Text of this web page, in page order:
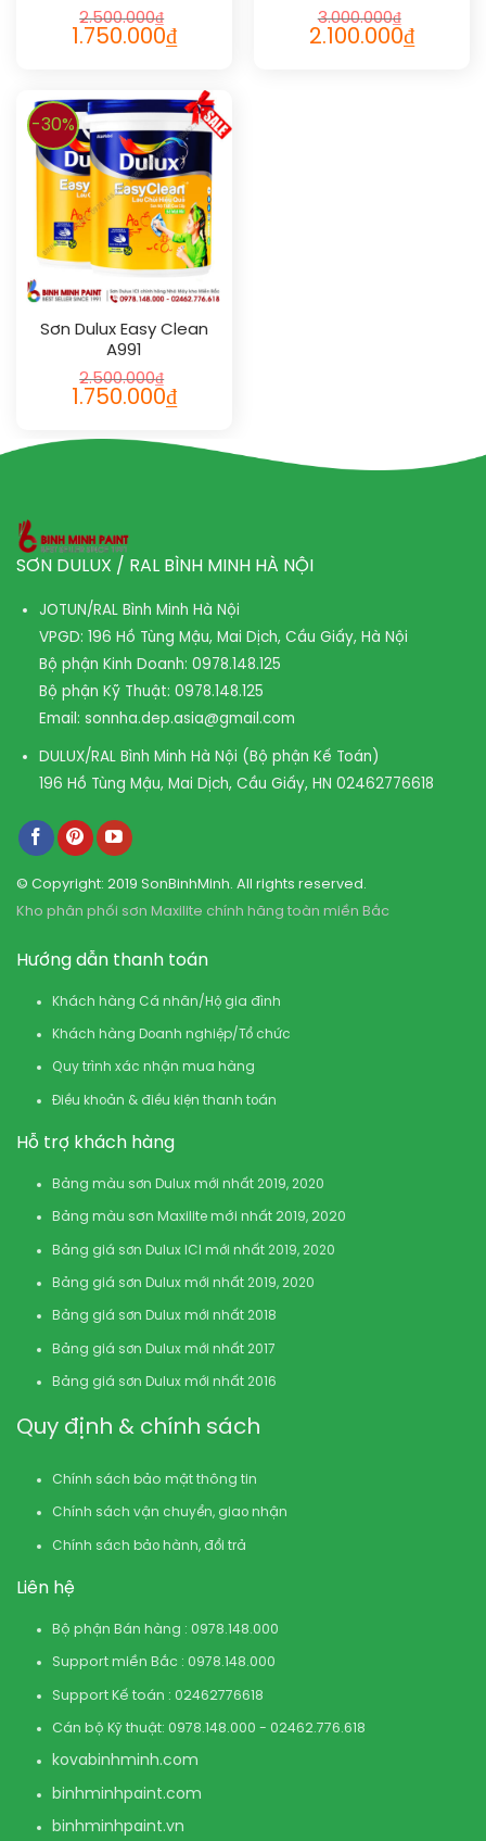
2.500.000₫
1.750.000₫
3.000.000₫
2.100.000₫
-30%
Sơn Dulux Easy Clean
A991
2.500.000₫
1.750.000₫
SƠN DULUX / RAL BÌNH MINH HÀ NỘI
JOTUN/RAL Bình Minh Hà Nội
VPGD: 196 Hồ Tùng Mậu, Mai Dịch, Cầu Giấy, Hà Nội
Bộ phận Kinh Doanh: 0978.148.125
Bộ phận Kỹ Thuật: 0978.148.125
Email: sonnha.dep.asia@gmail.com
DULUX/RAL Bình Minh Hà Nội (Bộ phận Kế Toán)
196 Hồ Tùng Mậu, Mai Dịch, Cầu Giấy, HN 02462776618
© Copyright: 2019 SonBinhMinh. All rights reserved.
Kho phân phối sơn Maxilite chính hãng toàn miền Bắc
Hướng dẫn thanh toán
Khách hàng Cá nhân/Hộ gia đình
Khách hàng Doanh nghiệp/Tổ chức
Quy trình xác nhận mua hàng
Điều khoản & điều kiện thanh toán
Hỗ trợ khách hàng
Bảng màu sơn Dulux mới nhất 2019, 2020
Bảng màu sơn Maxilite mới nhất 2019, 2020
Bảng giá sơn Dulux ICI mới nhất 2019, 2020
Bảng giá sơn Dulux mới nhất 2019, 2020
Bảng giá sơn Dulux mới nhất 2018
Bảng giá sơn Dulux mới nhất 2017
Bảng giá sơn Dulux mới nhất 2016
Quy định & chính sách
Chính sách bảo mật thông tin
Chính sách vận chuyển, giao nhận
Chính sách bảo hành, đổi trả
Liên hệ
Bộ phận Bán hàng : 0978.148.000
Support miền Bắc : 0978.148.000
Support Kế toán : 02462776618
Cán bộ Kỹ thuật: 0978.148.000 - 02462.776.618
kovabinhminh.com
binhminhpaint.com
binhminhpaint.vn